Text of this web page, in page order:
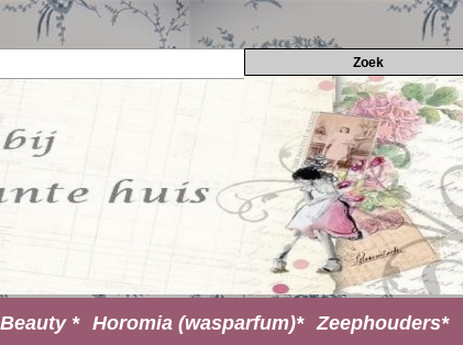
Beauty * Horomia (wasparfum)* Zeephouders*